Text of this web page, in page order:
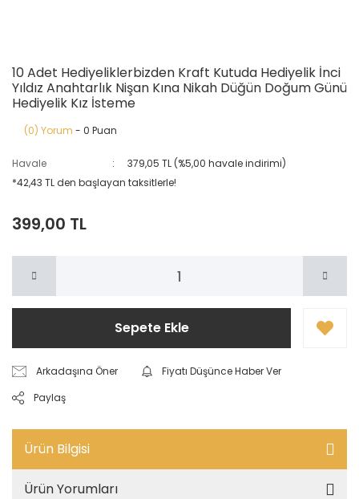
10 Adet Hediyeliklerbizden Kraft Kutuda Hediyelik İnci
Yıldız Anahtarlık Nişan Kına Nikah Düğün Doğum Günü
Hediyelik Kız İsteme
(0) Yorum - 0 Puan
Havale
379,05 TL (%5,00 havale indirimi)
*42,43 TL den başlayan taksitlerle!
399,00 TL
Sepete Ekle
Arkadaşına Öner
Fiyatı Düşünce Haber Ver
Paylaş
Ürün Bilgisi
Ürün Yorumları